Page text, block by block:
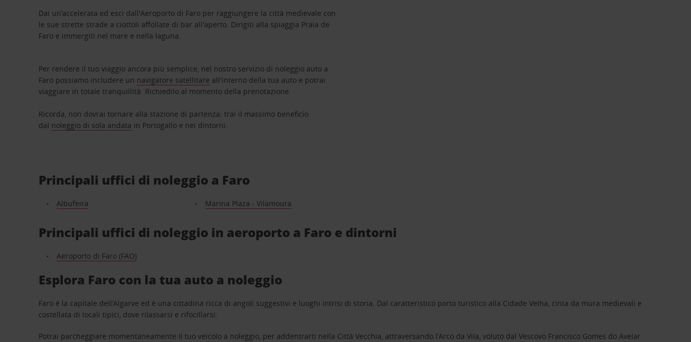
Dai un’accelerata ed esci dall'Aeroporto di Faro per raggiungere la città medievale con
le sue strette strade a ciottoli affollate di bar all'aperto. Dirigiti alla spiaggia Praia de
Faro e immergiti nel mare e nella laguna.
Per rendere il tuo viaggio ancora più semplice, nel nostro servizio di noleggio auto a
Faro possiamo includere un navigatore satellitare all'interno della tua auto e potrai
viaggiare in totale tranquillità. Richiedilo al momento della prenotazione.
Ricorda, non dovrai tornare alla stazione di partenza: trai il massimo beneficio
dal noleggio di sola andata in Portogallo e nei dintorni.
Principali uffici di noleggio a Faro
Albufeira Marina Plaza - Vilamoura
Principali uffici di noleggio in aeroporto a Faro e dintorni
Aeroporto di Faro (FAO)
Esplora Faro con la tua auto a noleggio
Faro è la capitale dell’Algarve ed è una cittadina ricca di angoli suggestivi e luoghi intrisi di storia. Dal caratteristico porto turistico alla Cidade Velha, cinta da mura medievali e
costellata di locali tipici, dove rilassarsi e rifocillarsi.
Potrai parcheggiare momentaneamente il tuo veicolo a noleggio, per addentrarti nella Città Vecchia, attraversando l’Arco da Vila, voluto dal Vescovo Francisco Gomes do Avelar